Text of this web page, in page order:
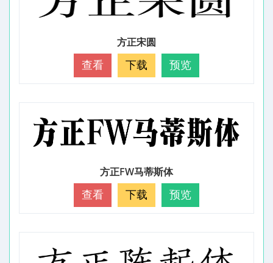
方正宋圆
查看 下载 预览
方正FW马蒂斯体
查看 下载 预览